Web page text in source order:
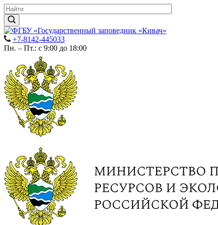
+7-8142-445033
Пн. – Пт.: с 9:00 до 18:00